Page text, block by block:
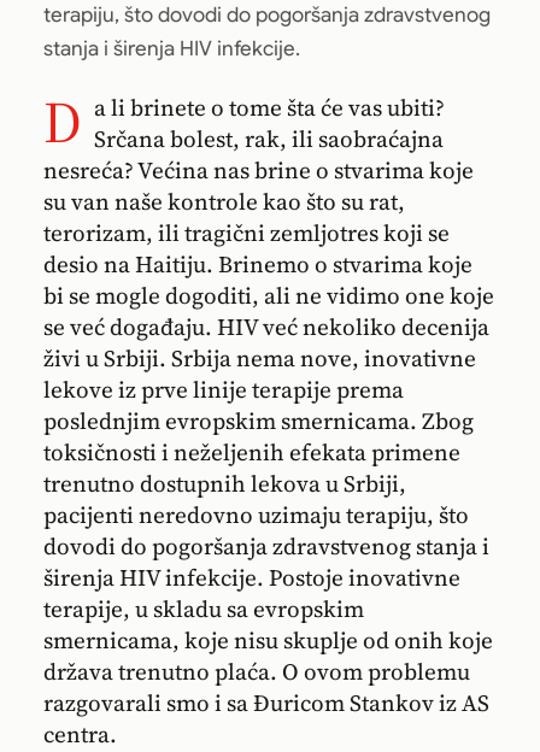
terapiju, što dovodi do pogoršanja zdravstvenog
stanja i širenja HIV infekcije.
D a li brinete o tome šta će vas ubiti?
Srčana bolest, rak, ili saobraćajna
nesreća? Većina nas brine o stvarima koje
su van naše kontrole kao što su rat,
terorizam, ili tragični zemljotres koji se
desio na Haitiju. Brinemo o stvarima koje
bi se mogle dogoditi, ali ne vidimo one koje
se već događaju. HIV već nekoliko decenija
živi u Srbiji. Srbija nema nove, inovativne
lekove iz prve linije terapije prema
poslednjim evropskim smernicama. Zbog
toksičnosti i neželjenih efekata primene
trenutno dostupnih lekova u Srbiji,
pacijenti neredovno uzimaju terapiju, što
dovodi do pogoršanja zdravstvenog stanja i
širenja HIV infekcije. Postoje inovativne
terapije, u skladu sa evropskim
smernicama, koje nisu skuplje od onih koje
država trenutno plaća. O ovom problemu
razgovarali smo i sa Đuricom Stankov iz AS
centra.